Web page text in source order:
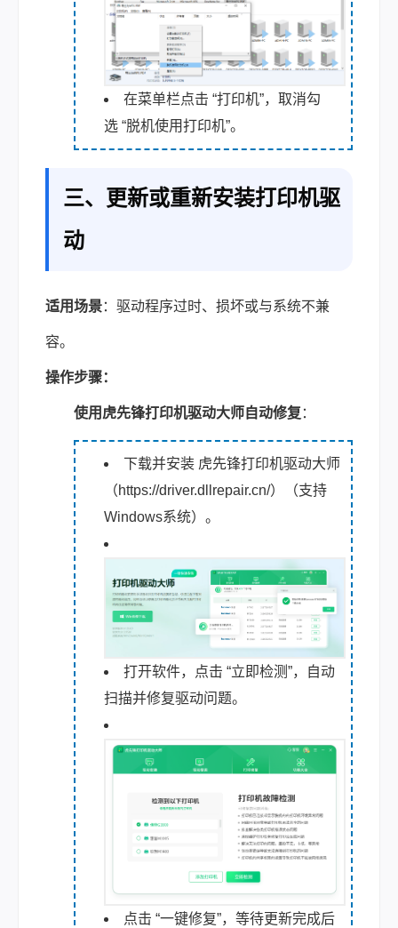
在菜单栏点击 “打印机”，取消勾
选 “脱机使用打印机”。
三、更新或重新安装打印机驱
动
适用场景：驱动程序过时、损坏或与系统不兼
容。
操作步骤：
使用 虎先锋打印机驱动大师自动修复 ：
下载并安装 虎先锋打印机驱动大师
（https://driver.dllrepair.cn/）（支持
Windows系统）。
打开软件，点击 “立即检测”，自动
扫描并修复驱动问题。
点击 “一键修复”，等待更新完成后